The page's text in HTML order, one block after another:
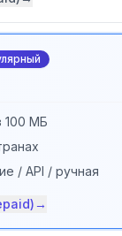
100 МБ
/ API / ручная
→